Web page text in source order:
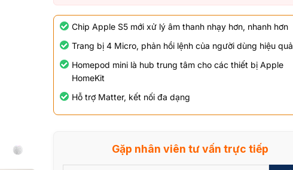
Chip Apple S5 mới xử lý âm thanh nhạy hơn, nhanh hơn
Trang bị 4 Micro, phản hồi lệnh của người dùng hiệu quả
Homepod mini là hub trung tâm cho các thiết bị Apple
HomeKit
Hỗ trợ Matter, kết nối đa dạng
Gặp nhân viên tư vấn trực tiếp